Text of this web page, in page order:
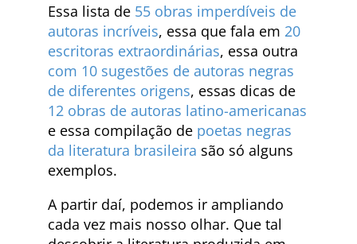
Essa lista de 55 obras imperdíveis de
autoras incríveis, essa que fala em 20
escritoras extraordinárias, essa outra
com 10 sugestões de autoras negras
de diferentes origens, essas dicas de
12 obras de autoras latino-americanas
e essa compilação de poetas negras
da literatura brasileira são só alguns
exemplos.
A partir daí, podemos ir ampliando
cada vez mais nosso olhar. Que tal